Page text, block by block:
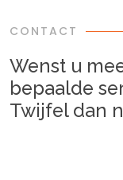
CONTACT
Wenst u
bepaalde
Twijfel dan